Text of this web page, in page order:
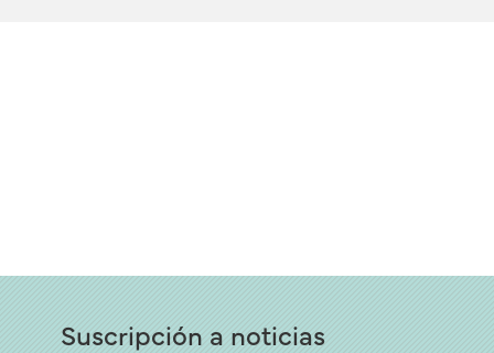
Suscripción a noticias